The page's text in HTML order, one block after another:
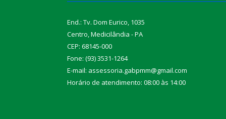
End.: Tv. Dom Eurico, 1035
Centro, Medicilândia - PA
CEP: 68145-000
Fone: (93) 3531-1264
E-mail: assessoria.gabpmm@gmail.com
Horário de atendimento: 08:00 às 14:00